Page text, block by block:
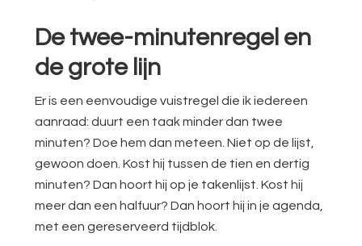
De twee-minutenregel en
de grote lijn
Er is een eenvoudige vuistregel die ik iedereen
aanraad: duurt een taak minder dan twee
minuten? Doe hem dan meteen. Niet op de lijst,
gewoon doen. Kost hij tussen de tien en dertig
minuten? Dan hoort hij op je takenlijst. Kost hij
meer dan een halfuur? Dan hoort hij in je agenda,
met een gereserveerd tijdblok.